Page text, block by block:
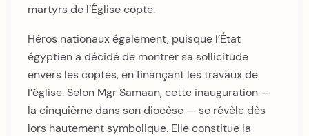
martyrs de l’Église copte.
Héros nationaux également, puisque l’État
égyptien a décidé de montrer sa sollicitude
envers les coptes, en finançant les travaux de
l’église. Selon Mgr Samaan, cette inauguration —
la cinquième dans son diocèse — se révèle dès
lors hautement symbolique. Elle constitue la